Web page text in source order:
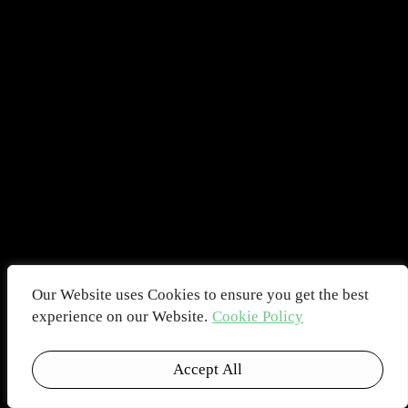
Our Website uses Cookies to ensure you get the best
experience on our Website. Cookie Policy
Accept All